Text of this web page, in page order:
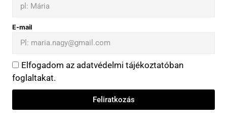
E-mail
Elfogadom az adatvédelmi tájékoztatóban
foglaltakat.
Feliratkozás